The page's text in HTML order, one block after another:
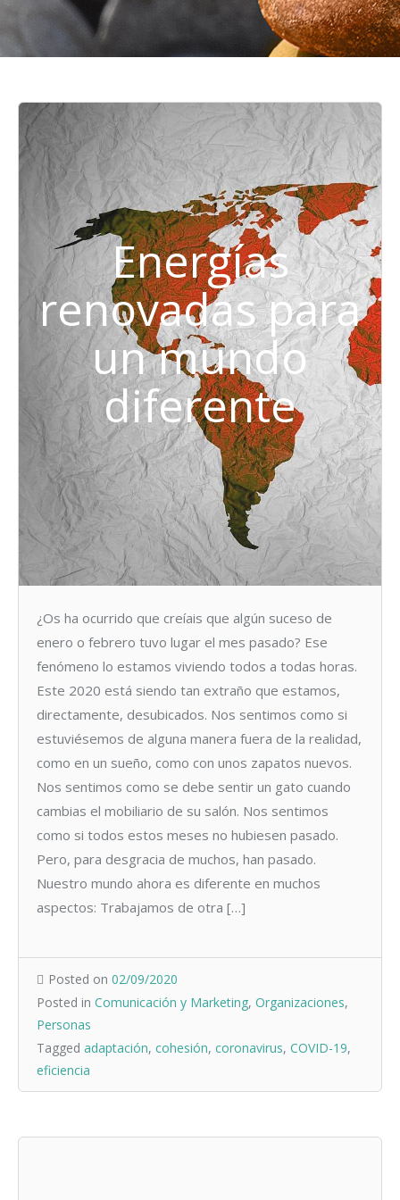
Energías
renovadas para
un mundo
diferente
¿Os ha ocurrido que creíais que algún suceso de
enero o febrero tuvo lugar el mes pasado? Ese
fenómeno lo estamos viviendo todos a todas horas.
Este 2020 está siendo tan extraño que estamos,
directamente, desubicados. Nos sentimos como si
estuviésemos de alguna manera fuera de la realidad,
como en un sueño, como con unos zapatos nuevos.
Nos sentimos como se debe sentir un gato cuando
cambias el mobiliario de su salón. Nos sentimos
como si todos estos meses no hubiesen pasado.
Pero, para desgracia de muchos, han pasado.
Nuestro mundo ahora es diferente en muchos
aspectos: Trabajamos de otra […]
Posted on 02/09/2020
Posted in Comunicación y Marketing, Organizaciones,
Personas
Tagged adaptación, cohesión, coronavirus, COVID-19,
eficiencia